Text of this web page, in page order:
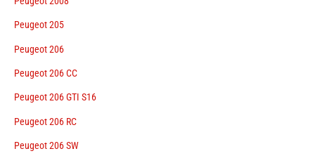
Peugeot 205
Peugeot 206
Peugeot 206 CC
Peugeot 206 GTI S16
Peugeot 206 RC
Peugeot 206 SW